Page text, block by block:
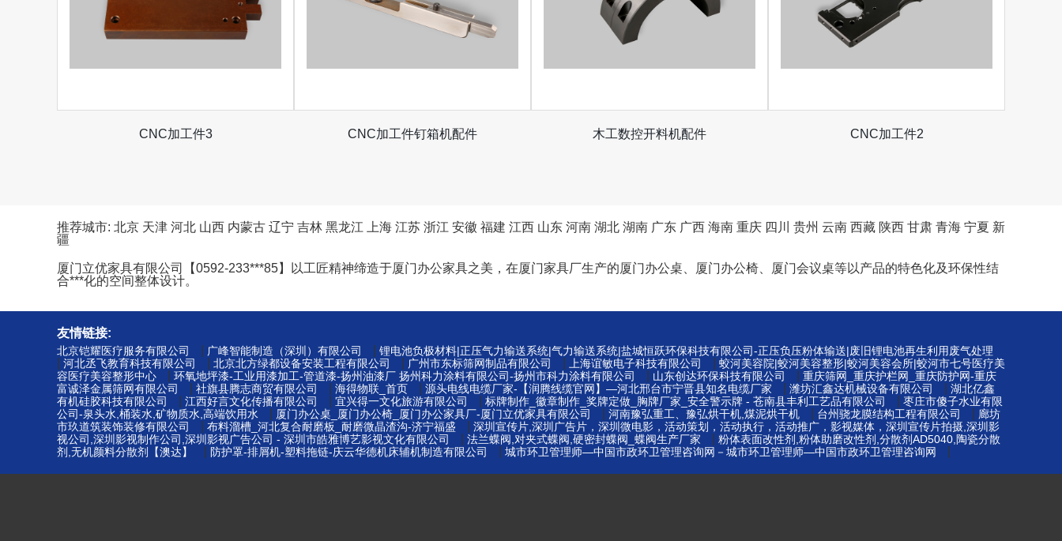
CNC加工件3 CNC加工件钉箱机配件 木工数控开料机配件 CNC加工件2
推荐城市: 北京 天津 河北 山西 内蒙古 辽宁 吉林 黑龙江 上海 江苏 浙江 安徽 福建 江西 山东 河南 湖北 湖南 广东 广西 海南 重庆 四川 贵州 云南 西藏 陕西 甘肃 青海 宁夏 新
疆
厦门立优家具有限公司【0592-233***85】以工匠精神缔造于厦门办公家具之美，在厦门家具厂生产的厦门办公桌、厦门办公椅、厦门会议桌等以产品的特色化及环保性结
合***化的空间整体设计。
友情链接:
北京铠耀医疗服务有限公司 广峰智能制造（深圳）有限公司 锂电池负极材料|正压气力输送系统|气力输送系统|盐城恒跃环保科技有限公司-正压负压粉体输送|废旧锂电池再生利用废气处理
河北丞飞教育科技有限公司 北京北方绿都设备安装工程有限公司 广州市东标筛网制品有限公司 上海谊敏电子科技有限公司
蛟河美容院|蛟河美容整形|蛟河美容会所|蛟河市七号医疗美
容医疗美容整形中心
环氧地坪漆-工业用漆加工-管道漆-扬州油漆厂 扬州科力涂料有限公司-扬州市科力涂料有限公司 山东创达环保科技有限公司
重庆筛网_重庆护栏网_重庆防护网-重庆
富诚泽金属筛网有限公司
社旗县腾志商贸有限公司 海得物联_首页 源头电线电缆厂家-【润腾线缆官网】—河北邢台市宁晋县知名电缆厂家 潍坊汇鑫达机械设备有限公司
湖北亿鑫
有机硅胶科技有限公司
江西好言文化传播有限公司 宜兴得一文化旅游有限公司 标牌制作_徽章制作_奖牌定做_胸牌厂家_安全警示牌 - 苍南县丰利工艺品有限公司
枣庄市傻子水业有限
公司-泉头水,桶装水,矿物质水,高端饮用水
厦门办公桌_厦门办公椅_厦门办公家具厂-厦门立优家具有限公司 河南豫弘重工、豫弘烘干机,煤泥烘干机 台州骁龙膜结构工程有限公司
廊坊
市玖道筑装饰装修有限公司
布料溜槽_河北复合耐磨板_耐磨微晶渣沟-济宁福盛
深圳宣传片,深圳广告片，深圳微电影，活动策划，活动执行，活动推广，影视媒体，深圳宣传片拍摄,深圳影
视公司,深圳影视制作公司,深圳影视广告公司 - 深圳市皓雅博艺影视文化有限公司
法兰蝶阀,对夹式蝶阀,硬密封蝶阀_蝶阀生产厂家
粉体表面改性剂,粉体助磨改性剂,分散剂AD5040,陶瓷分散
剂,无机颜料分散剂【澳达】
防护罩-排屑机-塑料拖链-庆云华德机床辅机制造有限公司 城市环卫管理师—中国市政环卫管理咨询网－城市环卫管理师—中国市政环卫管理咨询网